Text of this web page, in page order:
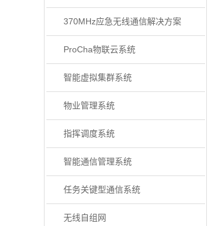
370MHz应急无线通信解决方案
ProCha物联云系统
智能虚拟集群系统
物业管理系统
指挥调度系统
智能通信管理系统
任务关键型通信系统
无线自组网